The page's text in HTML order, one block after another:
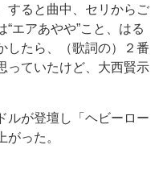
すると曲中、セリからご
エアあやや”こと、はる
したら、（歌詞の）２番
っていたけど、大西賢示
が登壇し「ヘビーロー
った。